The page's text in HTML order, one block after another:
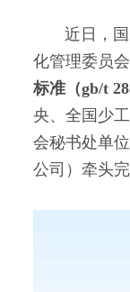
近日，国
化管理委员
标准（gb/t
央、全国少
会秘书处单
公司）牵头